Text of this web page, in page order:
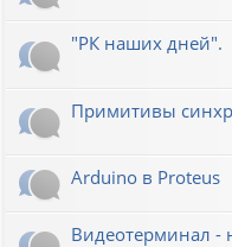
"РК наших дней".
Примитивы
Arduino в Proteus
Видеотерминал -